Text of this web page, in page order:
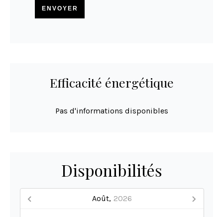
ENVOYER
Efficacité énergétique
Pas d'informations disponibles
Disponibilités
Août, 2026